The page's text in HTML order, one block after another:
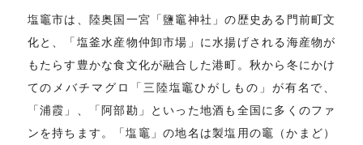
塩竈市は、陸奥国一宮「鹽竈神社」の歴史ある門前町文
化と、「塩釜水産物仲卸市場」に水揚げされる海産物が
もたらす豊かな食文化が融合した港町。秋から冬にかけ
てのメバチマグロ「三陸塩竈ひがしもの」が有名で、
「浦霞」、「阿部勘」といった地酒も全国に多くのファ
ンを持ちます。「塩竈」の地名は製塩用の竈（かまど）